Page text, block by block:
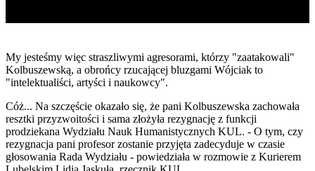
My jesteśmy więc straszliwymi agresorami, którzy "zaatakowali"
Kolbuszewską, a obrońcy rzucającej bluzgami Wójciak to
"intelektualiści, artyści i naukowcy".
Cóż... Na szczęście okazało się, że pani Kolbuszewska zachowała
resztki przyzwoitości i sama złożyła rezygnację z funkcji
prodziekana Wydziału Nauk Humanistycznych KUL. - O tym, czy
rezygnacja pani profesor zostanie przyjęta zadecyduje w czasie
głosowania Rada Wydziału - powiedziała w rozmowie z Kurierem